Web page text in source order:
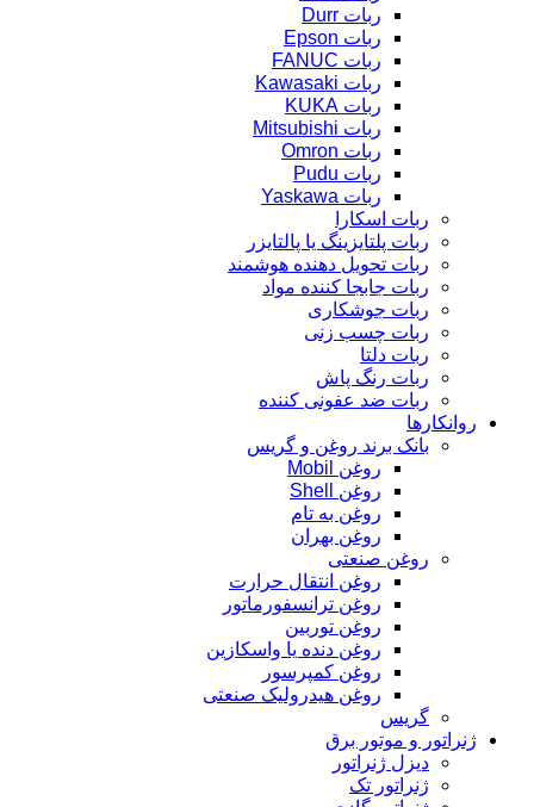
ربات Durr
ربات Epson
ربات FANUC
ربات Kawasaki
ربات KUKA
ربات Mitsubishi
ربات Omron
ربات Pudu
ربات Yaskawa
ربات اسکارا
ربات پلتایزینگ یا پالتایزر
ربات تحویل دهنده هوشمند
ربات جابجا کننده مواد
ربات جوشکاری
ربات چسب زنی
ربات دلتا
ربات رنگ پاش
ربات ضد عفونی کننده
روانکارها
بانک برند روغن و گریس
روغن Mobil
روغن Shell
روغن به تام
روغن بهران
روغن صنعتی
روغن انتقال حرارت
روغن ترانسفورماتور
روغن توربین
روغن دنده یا واسکازین
روغن کمپرسور
روغن هیدرولیک صنعتی
گریس
ژنراتور و موتور برق
دیزل ژنراتور
ژنراتور تک